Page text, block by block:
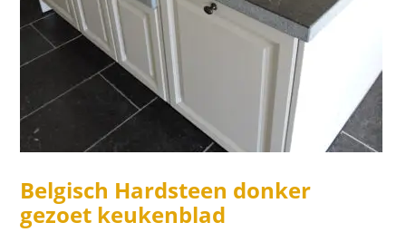
Belgisch Hardsteen donker
gezoet keukenblad